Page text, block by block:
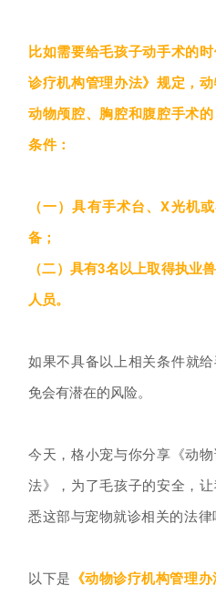
比如需要给毛孩子动手术的
诊疗机构管理办法》规定，
动物颅腔、胸腔和腹腔手术
条件：
（一）具有手术台、X光机
备；
（二）具有3名以上取得执业
人员。
如果不具备以上相关条件就
免会有潜在的风险。
今天，格小宠与你分享《动
法》，为了毛孩子的安全，
悉这部与宠物就诊相关的法律
以下是 《动物诊疗机构管理